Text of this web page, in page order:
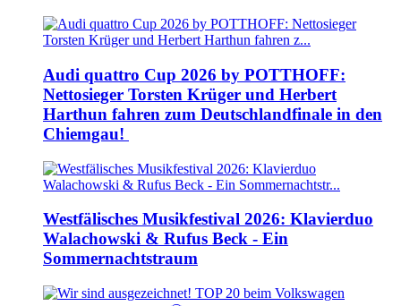
Audi quattro Cup 2026 by POTTHOFF:
Nettosieger Torsten Krüger und Herbert
Harthun fahren zum Deutschlandfinale in den
Chiemgau!
Westfälisches Musikfestival 2026: Klavierduo
Walachowski & Rufus Beck - Ein
Sommernachtstraum